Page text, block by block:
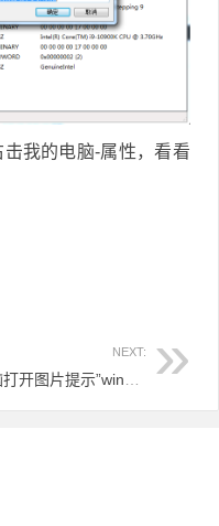
我的电脑-属性，看看
NEXT: